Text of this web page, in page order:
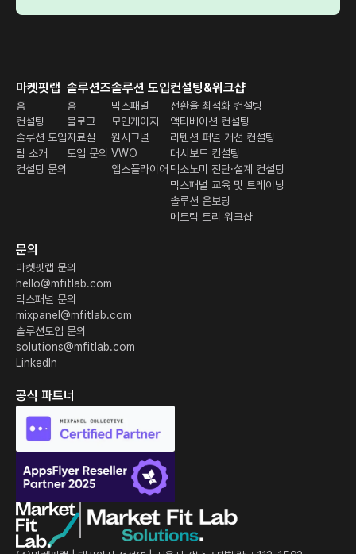
마켓핏랩
홈
컨설팅
솔루션 도입
팀 소개
컨설팅 문의
솔루션즈
홈
블로그
자료실
도입 문의
솔루션 도입
믹스패널
모인게이지
원시그널
VWO
앱스플라이어
컨설팅&워크샵
전환율 최적화 컨설팅
액티베이션 컨설팅
리텐션 퍼널 개선 컨설팅
대시보드 컨설팅
택소노미 진단·설계 컨설팅
믹스패널 교육 및 트레이닝
솔루션 온보딩
메트릭 트리 워크샵
문의
마켓핏랩 문의
hello@mfitlab.com
믹스패널 문의
mixpanel@mfitlab.com
솔루션도입 문의
solutions@mfitlab.com
LinkedIn
공식 파트너